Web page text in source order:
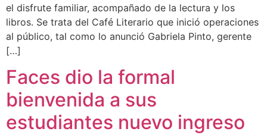
el disfrute familiar, acompañado de la lectura y los
libros. Se trata del Café Literario que inició operaciones
al público, tal como lo anunció Gabriela Pinto, gerente
[…]
Faces dio la formal
bienvenida a sus
estudiantes nuevo ingreso